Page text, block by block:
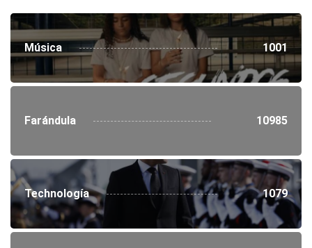
Música 1001
Farándula 10985
Technología 1079